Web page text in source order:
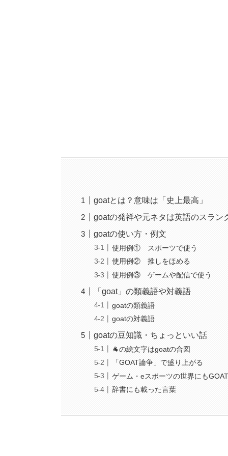
goatとは？意味は「史上最高」
goatの発祥や元ネタは英語のスラン
goatの使い方・例文
使用例① スポーツで使う
使用例② 推しをほめる
使用例③ ゲームや配信で使う
「goat」の類義語や対義語
goatの類義語
goatの対義語
goatの豆知識・ちょっといい話
🐐の絵文字はgoatの合図
「GOAT論争」で盛り上がる
ゲーム・eスポーツの世界にも
辞書にも載った言葉